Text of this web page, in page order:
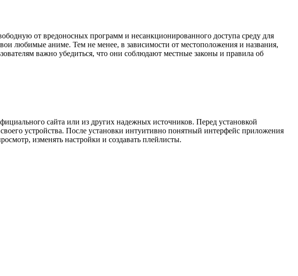
от вредоносных программ и несанкционированного доступа среду для
любимые аниме. Тем не менее, в зависимости от местоположения и названия,
важно убедиться, что они соблюдают местные законы и правила об
сайта или из других надежных источников. Перед установкой
устройства. После установки интуитивно понятный интерфейс приложения
изменять настройки и создавать плейлисты.